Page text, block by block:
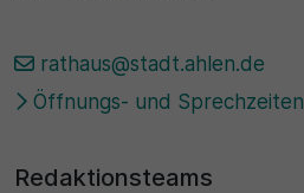
rathaus@stadt.ahlen.de
Öffnungs- und Sprechzeiten
Redaktionsteams